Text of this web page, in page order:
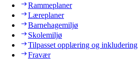
Rammeplaner
Læreplaner
Barnehagemiljø
Skolemiljø
Tilpasset opplæring og inkludering
Fravær